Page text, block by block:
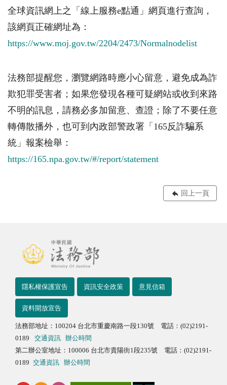
全球資訊網上之「線上服務e點通」網頁進行查詢，
該網頁正確網址為：
https://www.moj.gov.tw/2204/2473/Normalnodelist
法務部提醒您，瀏覽網路時應小心留意，避免成為詐
欺犯罪受害者；如果您發現各種可疑網站或收到來路
不明的訊息，請務必多加留意、查證；除了不要任意
轉傳散播外，也可到內政部警政署「165反詐騙系
統」報案檢舉：
https://165.npa.gov.tw/#/report/statement
回上一頁
隱私權保護宣告 資訊安全政策 意見信箱
資料開放宣告
法務部地址：100204 台北市重慶南路一段130號 電話：(02)2191-
0189
交通資訊
辦公時間
第二辦公室地址：100006 台北市貴陽街1段235號 電話：(02)2191-
0189 交通資訊 辦公時間